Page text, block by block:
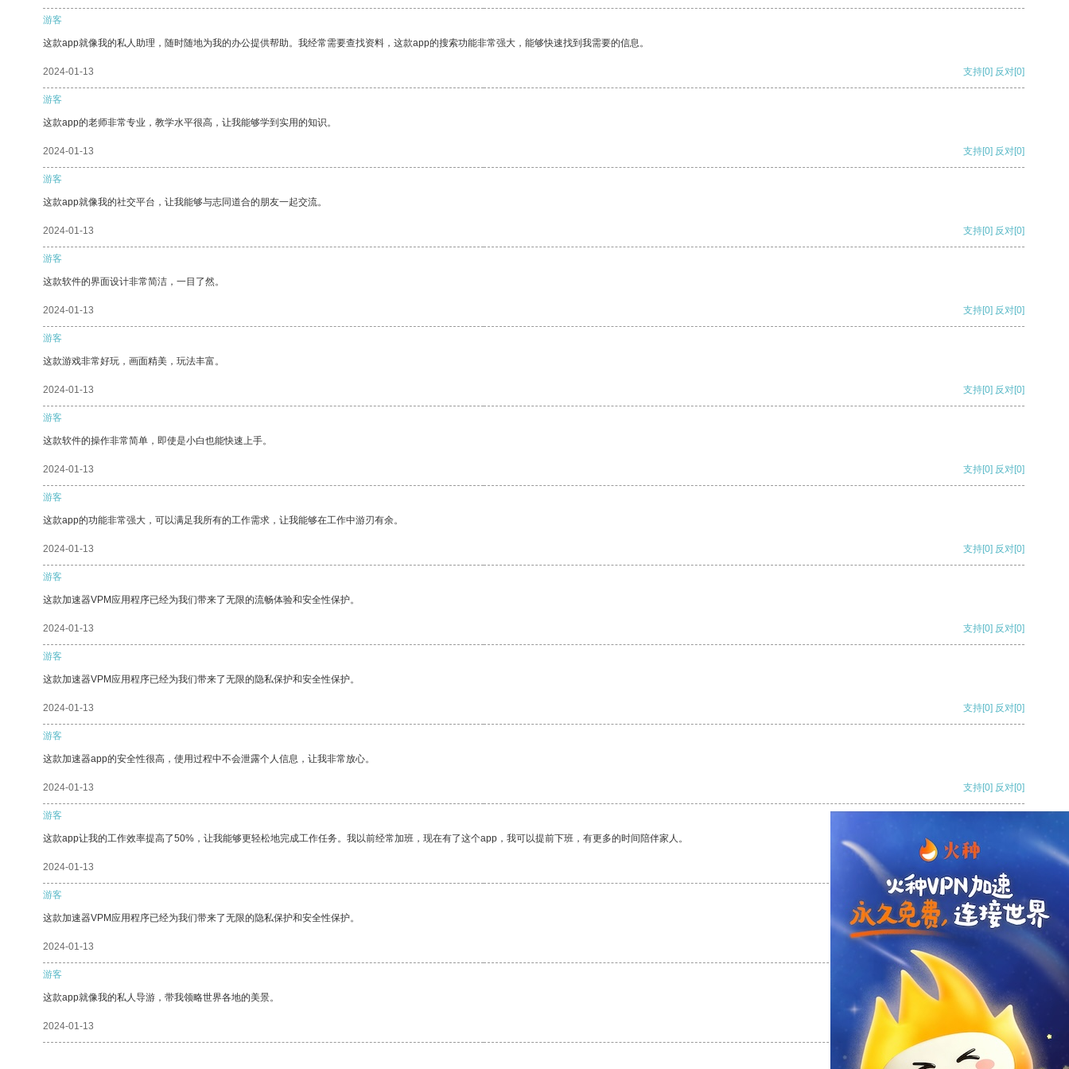
游客
这款app就像我的私人助理，随时随地为我的办公提供帮助。我经常需要查找资料，这款app的搜索功能非常强大，能够快速找到我需要的信息。
2024-01-13 支持[0] 反对[0]
游客
这款app的老师非常专业，教学水平很高，让我能够学到实用的知识。
2024-01-13 支持[0] 反对[0]
游客
这款app就像我的社交平台，让我能够与志同道合的朋友一起交流。
2024-01-13 支持[0] 反对[0]
游客
这款软件的界面设计非常简洁，一目了然。
2024-01-13 支持[0] 反对[0]
游客
这款游戏非常好玩，画面精美，玩法丰富。
2024-01-13 支持[0] 反对[0]
游客
这款软件的操作非常简单，即使是小白也能快速上手。
2024-01-13 支持[0] 反对[0]
游客
这款app的功能非常强大，可以满足我所有的工作需求，让我能够在工作中游刃有余。
2024-01-13 支持[0] 反对[0]
游客
这款加速器VPM应用程序已经为我们带来了无限的流畅体验和安全性保护。
2024-01-13 支持[0] 反对[0]
游客
这款加速器VPM应用程序已经为我们带来了无限的隐私保护和安全性保护。
2024-01-13 支持[0] 反对[0]
游客
这款加速器app的安全性很高，使用过程中不会泄露个人信息，让我非常放心。
2024-01-13 支持[0] 反对[0]
游客
这款app让我的工作效率提高了50%，让我能够更轻松地完成工作任务。我以前经常加班，现在有了这个app，我可以提前下班，有更多的时间陪伴家人。
2024-01-13
游客
这款加速器VPM应用程序已经为我们带来了无限的隐私保护和安全性保护。
2024-01-13 反对
游客
这款app就像我的私人导游，带我领略世界各地的美景。
2024-01-13 反对[0]